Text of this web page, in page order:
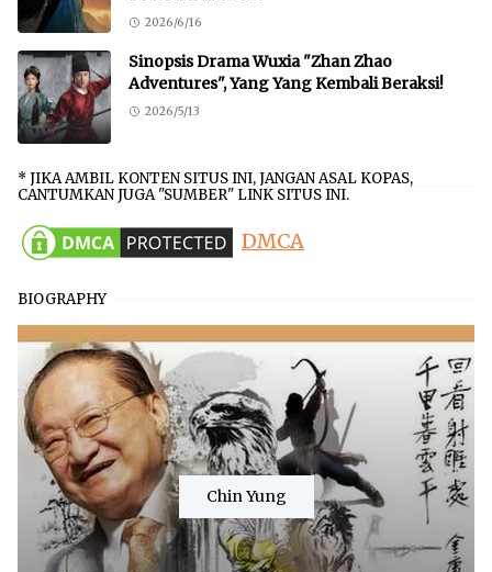
2026/6/16
Sinopsis Drama Wuxia "Zhan Zhao
Adventures", Yang Yang Kembali Beraksi!
2026/5/13
* JIKA AMBIL KONTEN SITUS INI, JANGAN ASAL KOPAS,
CANTUMKAN JUGA "SUMBER" LINK SITUS INI.
DMCA
BIOGRAPHY
Chin Yung